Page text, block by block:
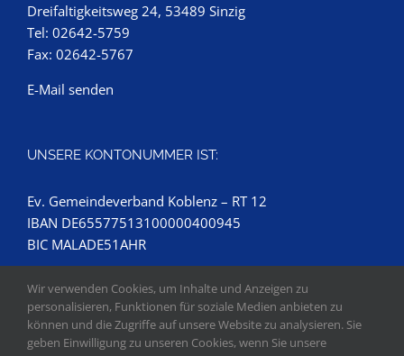
Dreifaltigkeitsweg 24, 53489 Sinzig
Tel: 02642-5759
Fax: 02642-5767
E-Mail senden
UNSERE KONTONUMMER IST:
Ev. Gemeindeverband Koblenz – RT 12
IBAN DE65577513100000400945
BIC MALADE51AHR
Wir verwenden Cookies, um Inhalte und Anzeigen zu
personalisieren, Funktionen für soziale Medien anbieten zu
können und die Zugriffe auf unsere Website zu analysieren. Sie
geben Einwilligung zu unseren Cookies, wenn Sie unsere